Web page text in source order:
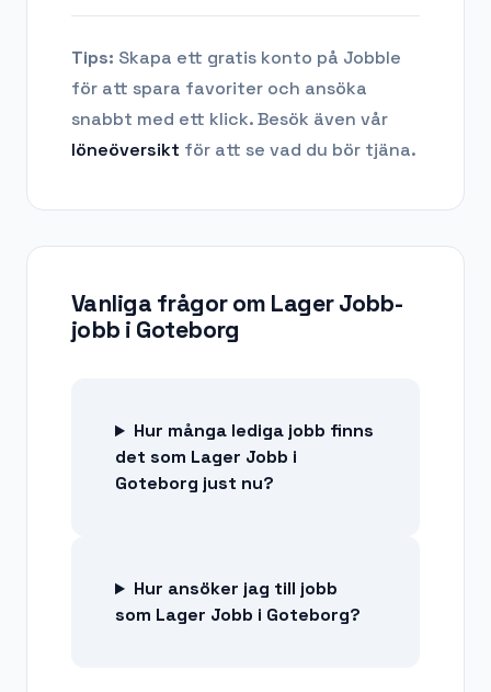
Tips: Skapa ett gratis konto på Jobble
för att spara favoriter och ansöka
snabbt med ett klick. Besök även vår
löneöversikt för att se vad du bör tjäna.
Vanliga frågor om Lager Jobb-
jobb i Goteborg
Hur många lediga jobb finns
det som Lager Jobb i
Goteborg just nu?
Hur ansöker jag till jobb
som Lager Jobb i Goteborg?